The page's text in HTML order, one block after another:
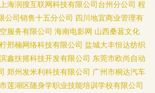
上海润搜互联网科技有限公司台州分公司 程
公司销售十五分公司 四川地宜商业管理有
服务有限公司 海南电影网 山西桑葚文化
邢楠网络科技有限公司 盐城大丰恒达纺织
鑫扶摇科技开发有限公司 东莞市欧尚自动
郑州发米利科技有限公司 广州市桐达汽车
莲湖区随身学职业技能培训学校有限公司